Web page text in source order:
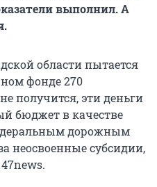
выполнил. А
области пытается
фонде 270
получится, эти деньги
бюджет в качестве
дорожным
неосвоенные субсидии,